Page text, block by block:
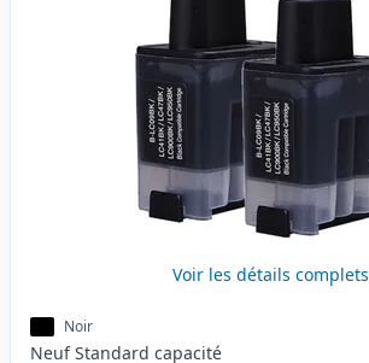
Voir les détails complets
Noir
Neuf Standard capacité